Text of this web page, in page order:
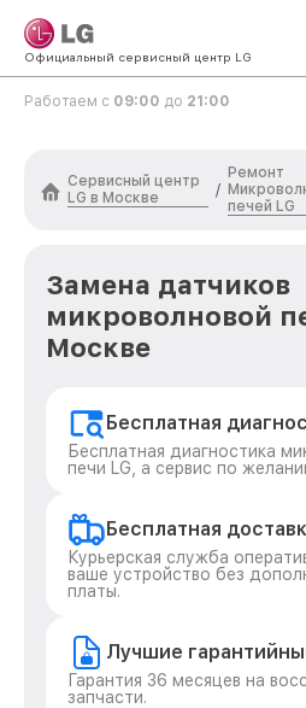
Официальный сервисный центр LG
Работаем с 09:00 до 21:00
Сервисный центр
LG в Москве
/
Ремонт
печей LG
Замена датчиков
микроволновой
Москве
Бесплатная
Бесплатная диагностика
печи LG, а сервис по
Бесплатная
Курьерская служба
ваше устройство без
платы.
Лучшие
Гарантия 36 месяцев на
запчасти.